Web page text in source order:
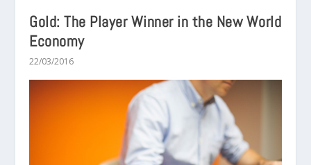
Gold: The Player Winner in the New World
Economy
22/03/2016